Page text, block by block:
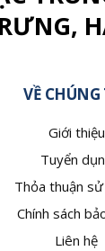
VỀ CHÚNG
Giới thiệu
Tuyển
Thỏa thuận
Chính sách
Liên hệ